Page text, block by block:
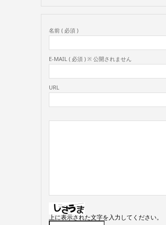
名前 ( 必須 )
E-MAIL ( 必須 ) ※ 公開されません
URL
上に表示された文字を入力してください。